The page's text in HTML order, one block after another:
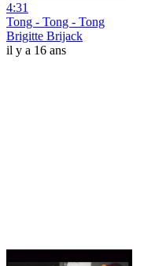
4:31
Tong - Tong - Tong
Brigitte Brijack
il y a 16 ans